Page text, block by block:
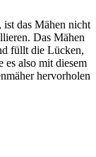
ist das Mähen nicht
Das Mähen
füllt die Lücken,
es also mit diesem
hervorholen